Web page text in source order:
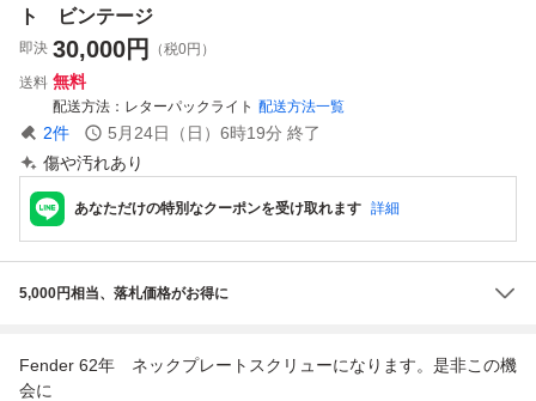
ト ビンテージ
即決 30,000円
（税0円）
送料 無料
配送方法 レターパックライト 配送方法一覧
2件 5月24日（日）6時19分 終了
傷や汚れあり
あなただけの特別なクーポンを受け取れます 詳細
5,000円相当、落札価格がお得に
Fender 62年 ネックプレートスクリューになります。是非この機
会に